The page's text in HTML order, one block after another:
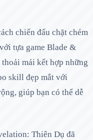
chiến đấu chặt chém
tựa game Blade &
mái kết hợp những
skill đẹp mắt với
giúp bạn có thể dễ
Thiên Dụ đã